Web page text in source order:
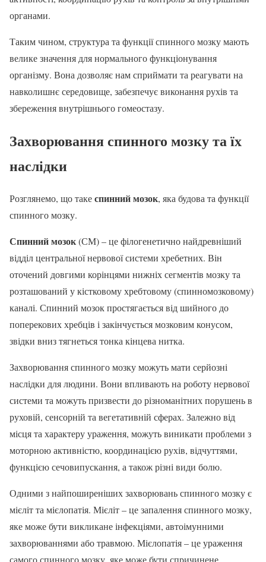
органами.
Таким чином, структура та функції спинного мозку мають
велике значення для нормального функціонування
організму. Вона дозволяє нам сприймати та реагувати на
навколишнє середовище, забезпечує виконання рухів та
збереження внутрішнього гомеостазу.
Захворювання спинного мозку та їх
наслідки
Розглянемо, що такеспинний мозок, яка будова та функції
спинного мозку.
Спинний мозок(СМ) – це філогенетично найдревніший
відділ центральної нервової системи хребетних. Він
оточений довгими корінцями нижніх сегментів мозку та
розташований у кістковому хребтовому (спинномозковому)
каналі. Спинний мозок простягається від шийного до
поперекових хребців і закінчується мозковим конусом,
звідки вниз тягнеться тонка кінцева нитка.
Захворювання спинного мозку можуть мати серйозні
наслідки для людини. Вони впливають на роботу нервової
системи та можуть призвести до різноманітних порушень в
руховій, сенсорній та вегетативній сферах. Залежно від
місця та характеру ураження, можуть виникати проблеми з
моторною активністю, координацією рухів, відчуттями,
функцією сечовипускання, а також різні види болю.
Одними з найпоширеніших захворювань спинного мозку є
мієліт та мієлопатія. Мієліт – це запалення спинного мозку,
яке може бути викликане інфекціями, автоімунними
захворюваннями або травмою. Мієлопатія – це ураження
самого спинного мозку, яке може бути спричинене